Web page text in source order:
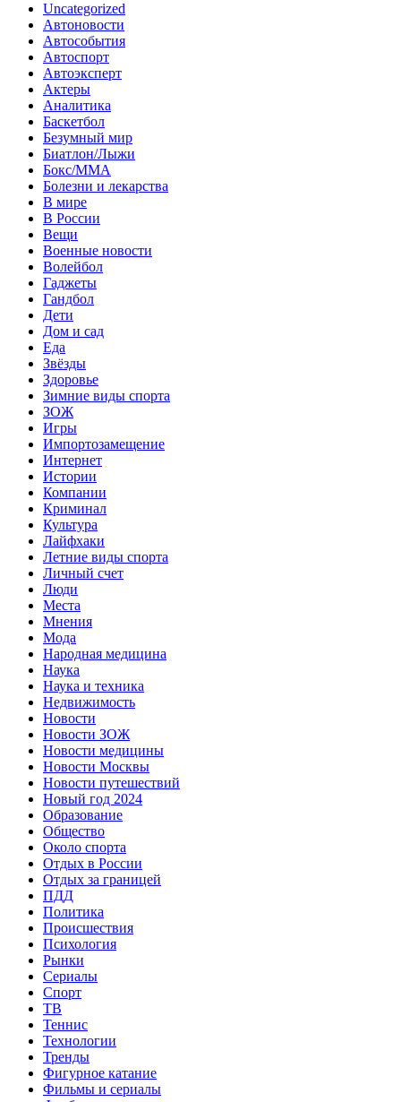
Uncategorized
Автоновости
Автособытия
Автоспорт
Автоэксперт
Актеры
Аналитика
Баскетбол
Безумный мир
Биатлон/Лыжи
Бокс/MMA
Болезни и лекарства
В мире
В России
Вещи
Военные новости
Волейбол
Гаджеты
Гандбол
Дети
Дом и сад
Еда
Звёзды
Здоровье
Зимние виды спорта
ЗОЖ
Игры
Импортозамещение
Интернет
Истории
Компании
Криминал
Культура
Лайфхаки
Летние виды спорта
Личный счет
Люди
Места
Мнения
Мода
Народная медицина
Наука
Наука и техника
Недвижимость
Новости
Новости ЗОЖ
Новости медицины
Новости Москвы
Новости путешествий
Новый год 2024
Образование
Общество
Около спорта
Отдых в России
Отдых за границей
ПДД
Политика
Происшествия
Психология
Рынки
Сериалы
Спорт
ТВ
Теннис
Технологии
Тренды
Фигурное катание
Фильмы и сериалы